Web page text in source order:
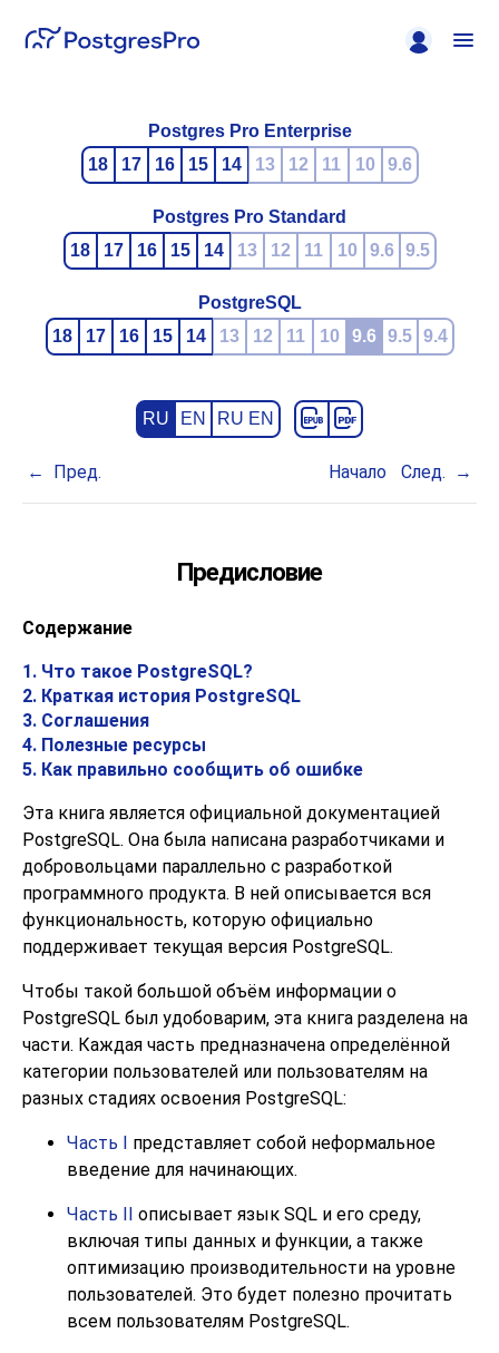
Postgres Pro Enterprise
18
17 16 15 14 13 12 11 10 9.6
Postgres Pro Standard
18
17 16 15 14 13 12 11 10 9.6 9.5
PostgreSQL
18
17 16 15 14 13 12 11 10 9.6 9.5 9.4
RU EN RU EN
Пред. Начало След.
Предисловие
Содержание
1. Что такое PostgreSQL?
2. Краткая история PostgreSQL
3. Соглашения
4. Полезные ресурсы
5. Как правильно сообщить об ошибке
Эта книга является официальной документацией
PostgreSQL. Она была написана разработчиками и
добровольцами параллельно с разработкой
программного продукта. В ней описывается вся
функциональность, которую официально
поддерживает текущая версия PostgreSQL.
Чтобы такой большой объём информации о
PostgreSQL был удобоварим, эта книга разделена на
части. Каждая часть предназначена определённой
категории пользователей или пользователям на
разных стадиях освоения PostgreSQL:
Часть I представляет собой неформальное
введение для начинающих.
Часть II описывает язык SQL и его среду,
включая типы данных и функции, а также
оптимизацию производительности на уровне
пользователей. Это будет полезно прочитать
всем пользователям PostgreSQL.